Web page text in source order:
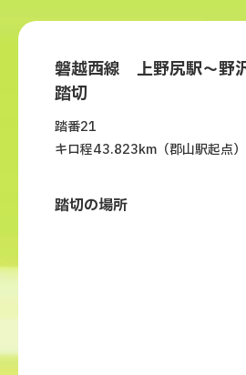
磐越西線 上野尻駅～野
踏切
踏番21
キロ程43.823km（郡山駅起点）
踏切の場所